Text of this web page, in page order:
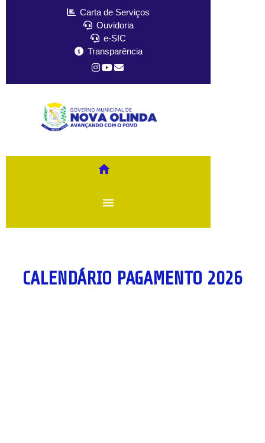
Carta de Serviços
Ouvidoria
e-SIC
Transparência
menu
home
CALENDÁRIO PAGAMENTO 2026